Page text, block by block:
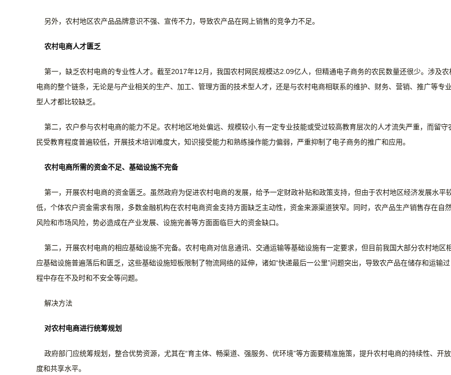
另外，农村地区农产品品牌意识不强、宣传不力，导致农产品在网上销售的竞争力不足。
农村电商人才匮乏
第一，缺乏农村电商的专业性人才。截至2017年12月，我国农村网民规模达2.09亿人，但精通电子商务的农民数量还很少。涉及农
电商的整个链条，无论是与产业相关的生产、加工、管理方面的技术型人才，还是与农村电商相联系的维护、财务、营销、推广等专业
型人才都比较缺乏。
第二，农户参与农村电商的能力不足。农村地区地处偏远、规模较小,有一定专业技能或受过较高教育层次的人才流失严重，而留守
民受教育程度普遍较低，开展技术培训难度大，知识接受能力和熟练操作能力偏弱，严重抑制了电子商务的推广和应用。
农村电商所需的资金不足、基础设施不完备
第一，开展农村电商的资金匮乏。虽然政府为促进农村电商的发展，给予一定财政补贴和政策支持，但由于农村地区经济发展水平
低，个体农户资金需求有限，多数金融机构在农村电商资金支持方面缺乏主动性，资金来源渠道狭窄。同时，农产品生产销售存在自
风险和市场风险，势必造成在产业发展、设施完善等方面面临巨大的资金缺口。
第二，开展农村电商的相应基础设施不完备。农村电商对信息通讯、交通运输等基础设施有一定要求，但目前我国大部分农村地区
应基础设施普遍落后和匮乏，这些基础设施短板限制了物流网络的延伸，诸如“快递最后一公里”问题突出，导致农产品在储存和运输过
程中存在不及时和不安全等问题。
解决方法
对农村电商进行统筹规划
政府部门应统筹规划，整合优势资源，尤其在“育主体、畅渠道、强服务、优环境”等方面要精准施策，提升农村电商的持续性、开放
度和共享水平。